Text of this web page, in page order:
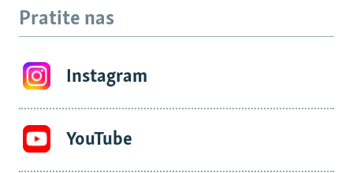
Pratite nas
Instagram
YouTube